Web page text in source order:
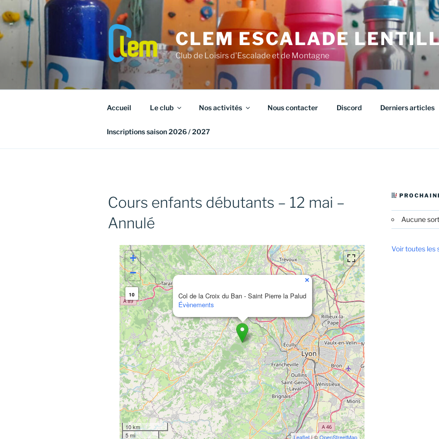
au
contenu
principal
CLEM ESCALADE
Club de Loisirs d'Escalade et de Montagne
Accueil Le club Nos activités Nous contacter Discord Derniers articles
Inscriptions saison 2026 / 2027
Cours enfants débutants – 12 mai –
Annulé
Col de la Croix du Ban - Saint Pierre la Palud
Évènements
×
+
−
10
10 km
5 mi
Leaflet| ©OpenStreetMap
Aucune
Voir toutes les